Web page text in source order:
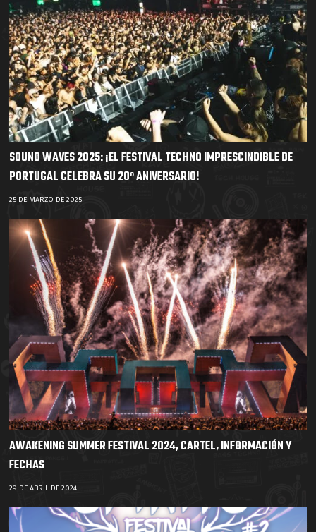
SOUND WAVES 2025: ¡EL FESTIVAL TECHNO IMPRESCINDIBLE DE
PORTUGAL CELEBRA SU 20º ANIVERSARIO!
25 DE MARZO DE 2025
AWAKENING SUMMER FESTIVAL 2024, CARTEL, INFORMACIÓN Y
FECHAS
29 DE ABRIL DE 2024